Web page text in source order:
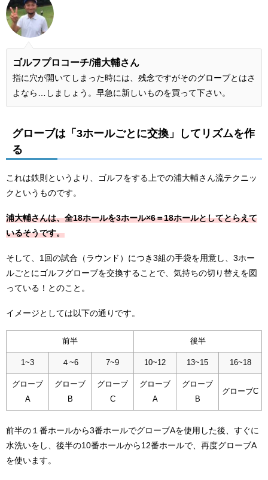
ゴルフプロコーチ/浦大輔さん
指に穴が開いてしまった時には、残念ですがそのグローブとはさ
よなら…しましょう。早急に新しいものを買って下さい。
グローブは「3ホールごとに交換」してリズムを作
る
これは鉄則というより、ゴルフをする上での浦大輔さん流テクニッ
クというものです。
浦大輔さんは、全18ホールを3ホール×6＝18ホールとしてとらえて
いるそうです。
そして、1回の試合（ラウンド）につき3組の手袋を用意し、3ホー
ルごとにゴルフグローブを交換することで、気持ちの切り替えを図
っている！とのこと。
イメージとしては以下の通りです。
前半 後半
1~3 ４~6 7~9 10~12 13~15 16~18
グローブ
A
グローブ
B
グローブ
C
グローブ
A
グローブ
B
グローブC
前半の１番ホールから3番ホールでグローブAを使用した後、すぐに
水洗いをし、後半の10番ホールから12番ホールで、再度グローブA
を使います。